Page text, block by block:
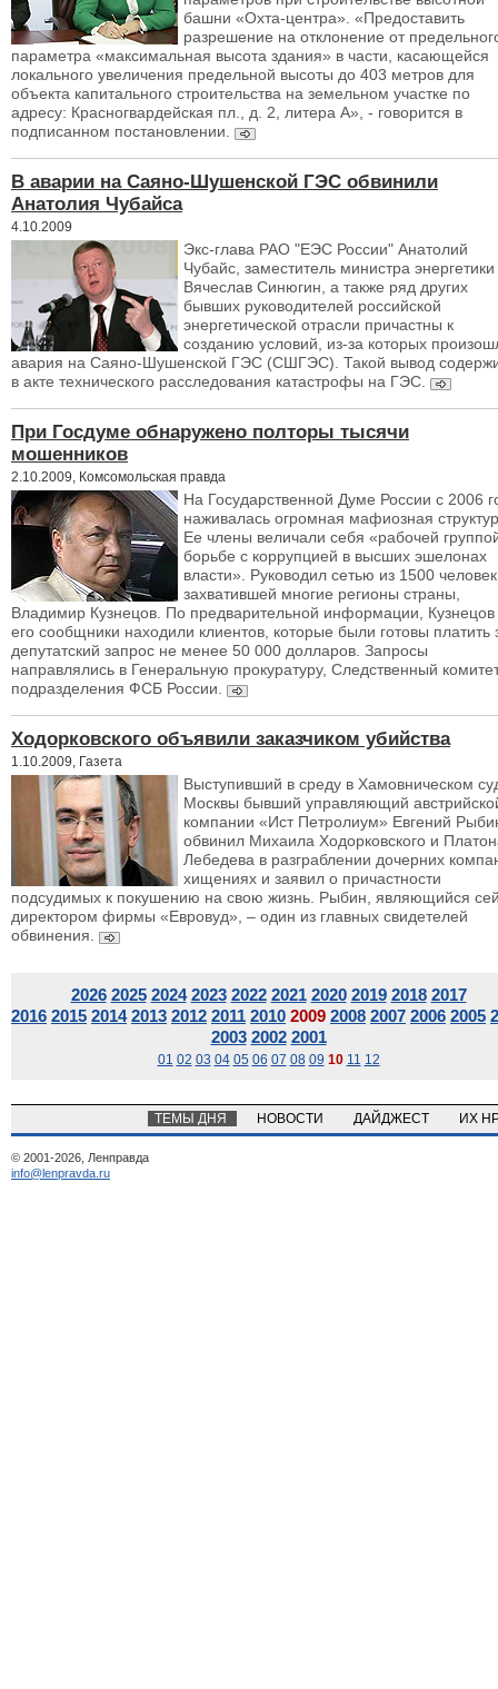
башни «Охта-центра». «Предоставить
разрешение на отклонение от
параметра «максимальная высота здания» в части, касающейся
локального увеличения предельной высоты до 403 метров для
объекта капитального строительства на земельном участке по
адресу: Красногвардейская пл., д. 2, литера А», - говорится в
подписанном постановлении.
В аварии на Саяно-Шушенской ГЭС обвинили
Анатолия Чубайса
4.10.2009
Экс-глава РАО "ЕЭС России" Анатолий
Чубайс, заместитель министра
Вячеслав Синюгин, а также ряд других
бывших руководителей российской
энергетической отрасли причастны к
созданию условий, из-за которых
авария на Саяно-Шушенской ГЭС (СШГЭС). Такой вывод
в акте технического расследования катастрофы на ГЭС.
При Госдуме обнаружено полторы тысячи
мошенников
2.10.2009, Комсомольская правда
На Государственной Думе России с 2006
наживалась огромная мафиозная
Ее члены величали себя «рабочей
борьбе с коррупцией в высших эшелонах
власти». Руководил сетью из 1500
захватившей многие регионы страны,
Владимир Кузнецов. По предварительной информации, Кузнецов
его сообщники находили клиентов, которые были готовы платить
депутатский запрос не менее 50 000 долларов. Запросы
направлялись в Генеральную прокуратуру, Следственный
подразделения ФСБ России.
Ходорковского объявили заказчиком убийства
1.10.2009, Газета
Выступивший в среду в Хамовническом
Москвы бывший управляющий
компании «Ист Петролиум» Евгений
обвинил Михаила Ходорковского и
Лебедева в разграблении дочерних
хищениях и заявил о причастности
подсудимых к покушению на свою жизнь. Рыбин, являющийся
директором фирмы «Евровуд», – один из главных свидетелей
обвинения.
2026 2025 2024 2023 2022 2021 2020 2019 2018 2017
2016 2015 2014 2013 2012 2011 2010 2009 2008 2007 2006 2005
2003 2002 2001
01 02 03 04 05 06 07 08 09 10 11 12
ТЕМЫ ДНЯ НОВОСТИ ДАЙДЖЕСТ ИХ
© 2001-2026, Ленправда
info@lenpravda.ru